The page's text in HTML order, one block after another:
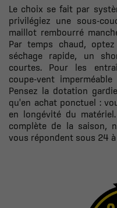
Le choix se fait par
privilégiez une sous-
maillot rembourré
Par temps chaud,
séchage rapide, un
courtes. Pour les
coupe-vent
Pensez la dotation
qu'en achat ponctuel :
en longévité du
complète de la saison,
vous répondent sous 24